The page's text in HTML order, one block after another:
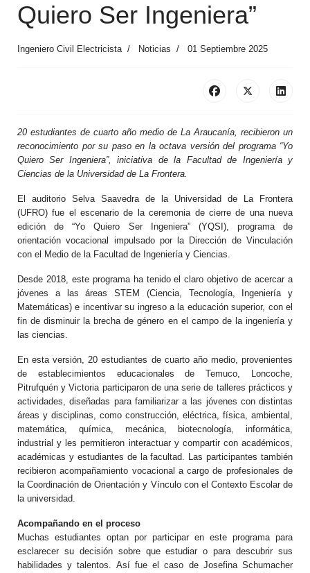
Quiero Ser Ingeniera”
Ingeniero Civil Electricista Noticias 01 Septiembre 2025
20 estudiantes de cuarto año medio de La Araucanía, recibieron un
reconocimiento por su paso en la octava versión del programa “Yo
Quiero Ser Ingeniera”, iniciativa de la Facultad de Ingeniería y
Ciencias de la Universidad de La Frontera.
El auditorio Selva Saavedra de la Universidad de La Frontera
(UFRO) fue el escenario de la ceremonia de cierre de una nueva
edición de “Yo Quiero Ser Ingeniera” (YQSI), programa de
orientación vocacional impulsado por la Dirección de Vinculación
con el Medio de la Facultad de Ingeniería y Ciencias.
Desde 2018, este programa ha tenido el claro objetivo de acercar a
jóvenes a las áreas STEM (Ciencia, Tecnología, Ingeniería y
Matemáticas) e incentivar su ingreso a la educación superior, con el
fin de disminuir la brecha de género en el campo de la ingeniería y
las ciencias.
En esta versión, 20 estudiantes de cuarto año medio, provenientes
de establecimientos educacionales de Temuco, Loncoche,
Pitrufquén y Victoria participaron de una serie de talleres prácticos y
actividades, diseñadas para familiarizar a las jóvenes con distintas
áreas y disciplinas, como construcción, eléctrica, física, ambiental,
matemática, química, mecánica, biotecnología, informática,
industrial y les permitieron interactuar y compartir con académicos,
académicas y estudiantes de la facultad. Las participantes también
recibieron acompañamiento vocacional a cargo de profesionales de
la Coordinación de Orientación y Vínculo con el Contexto Escolar de
la universidad.
Acompañando en el proceso
Muchas estudiantes optan por participar en este programa para
esclarecer su decisión sobre que estudiar o para descubrir sus
habilidades y talentos. Así fue el caso de Josefina Schumacher